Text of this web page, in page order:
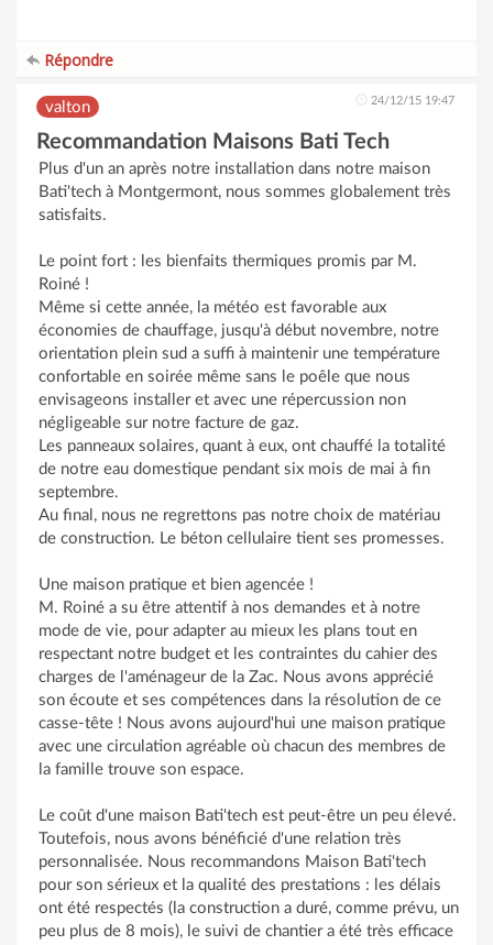
Répondre
valton 24/12/15 19:47
Recommandation Maisons Bati Tech
Plus d'un an après notre installation dans notre maison
Bati'tech à Montgermont, nous sommes globalement très
satisfaits.
Le point fort : les bienfaits thermiques promis par M.
Roiné !
Même si cette année, la météo est favorable aux
économies de chauffage, jusqu'à début novembre, notre
orientation plein sud a suffi à maintenir une température
confortable en soirée même sans le poêle que nous
envisageons installer et avec une répercussion non
négligeable sur notre facture de gaz.
Les panneaux solaires, quant à eux, ont chauffé la totalité
de notre eau domestique pendant six mois de mai à fin
septembre.
Au final, nous ne regrettons pas notre choix de matériau
de construction. Le béton cellulaire tient ses promesses.
Une maison pratique et bien agencée !
M. Roiné a su être attentif à nos demandes et à notre
mode de vie, pour adapter au mieux les plans tout en
respectant notre budget et les contraintes du cahier des
charges de l'aménageur de la Zac. Nous avons apprécié
son écoute et ses compétences dans la résolution de ce
casse-tête ! Nous avons aujourd'hui une maison pratique
avec une circulation agréable où chacun des membres de
la famille trouve son espace.
Le coût d'une maison Bati'tech est peut-être un peu élevé.
Toutefois, nous avons bénéficié d'une relation très
personnalisée. Nous recommandons Maison Bati'tech
pour son sérieux et la qualité des prestations : les délais
ont été respectés (la construction a duré, comme prévu, un
peu plus de 8 mois), le suivi de chantier a été très efficace